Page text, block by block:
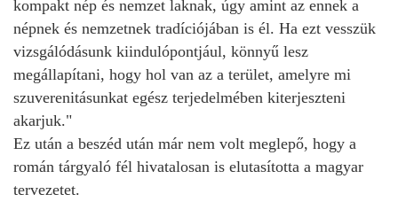
kompakt nép és nemzet laknak, úgy amint az ennek a
népnek és nemzetnek tradíciójában is él. Ha ezt vesszük
vizsgálódásunk kiindulópontjául, könnyű lesz
megállapítani, hogy hol van az a terület, amelyre mi
szuverenitásunkat egész terjedelmében kiterjeszteni
akarjuk."
Ez után a beszéd után már nem volt meglepő, hogy a
román tárgyaló fél hivatalosan is elutasította a magyar
tervezetet.